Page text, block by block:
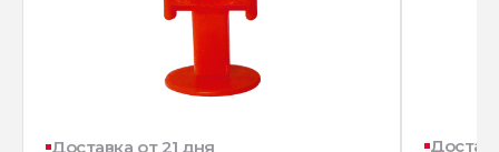
Доставка от 21 дня